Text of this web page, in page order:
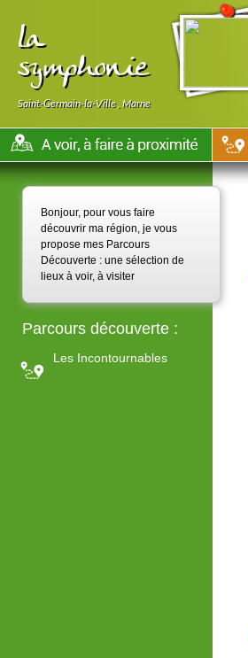
la
symphonie
Saint-Germain-la-Ville, Marne
Bonjour, pour vous faire
découvrir ma région, je vous
propose mes Parcours
Découverte : une sélection de
lieux à voir, à visiter
Parcours découverte :
Les Incontournables